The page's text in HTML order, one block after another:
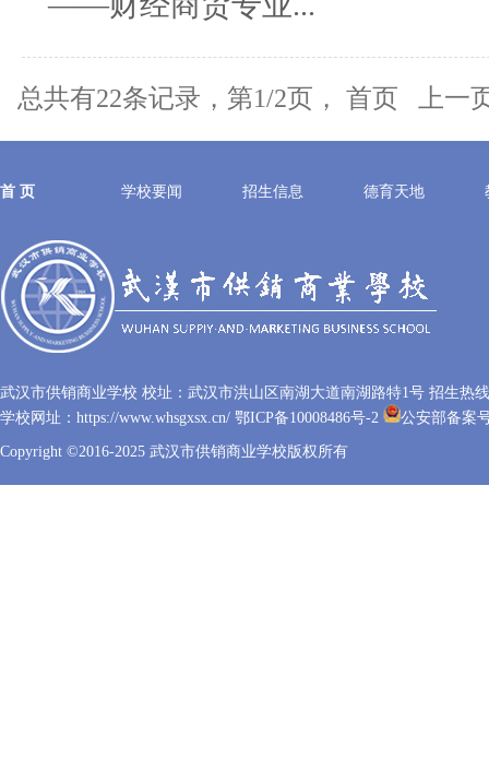
总共有22条记录，第1/2页， 首页 上
首 页 学校要闻 招生信息 德育天地
武汉市供销商业学校 校址：武汉市洪山区南湖大道南湖路特1号 招生热线
学校网址：https://www.whsgxsx.cn/ 鄂ICP备10008486号-2 公安部备案
Copyright ©2016-2025 武汉市供销商业学校版权所有